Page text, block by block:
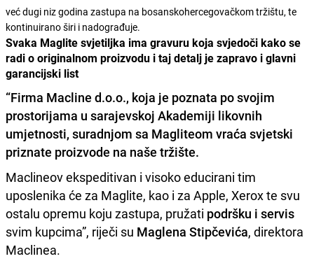
već dugi niz godina zastupa na bosanskohercegovačkom tržištu, te
kontinuirano širi i nadograđuje.
Svaka Maglite svjetiljka ima gravuru koja svjedoči kako se
radi o originalnom proizvodu i taj detalj je zapravo i glavni
garancijski list
“Firma Macline d.o.o., koja je poznata po svojim
prostorijama u sarajevskoj Akademiji likovnih
umjetnosti, suradnjom sa Magliteom vraća svjetski
priznate proizvode na naše tržište.
Maclineov ekspeditivan i visoko educirani tim
uposlenika će za Maglite, kao i za Apple, Xerox te svu
ostalu opremu koju zastupa, pružati podršku i servis
svim kupcima”, riječi su Maglena Stipčevića, direktora
Maclinea.